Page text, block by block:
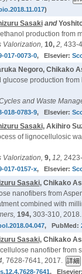
)
Sasakiand
production from
Valorization, 10, 2, 433-
017-0073-0, Elsevier:
Negoro, Chikako
glucose production
and Waste
018-0783-9, Elsevier:
Sasaki, Akihiro
of lignocellulosic
Valorization, 9, 12,
017-0157-x, Elsevier:
Sasaki, Chikako
nanofibers from
combined with
194, 303-310, 2018.
, PubMed:
Sasaki, Chikako
nanofiber from
7628-7641, 2017.
7641, Elsevier: